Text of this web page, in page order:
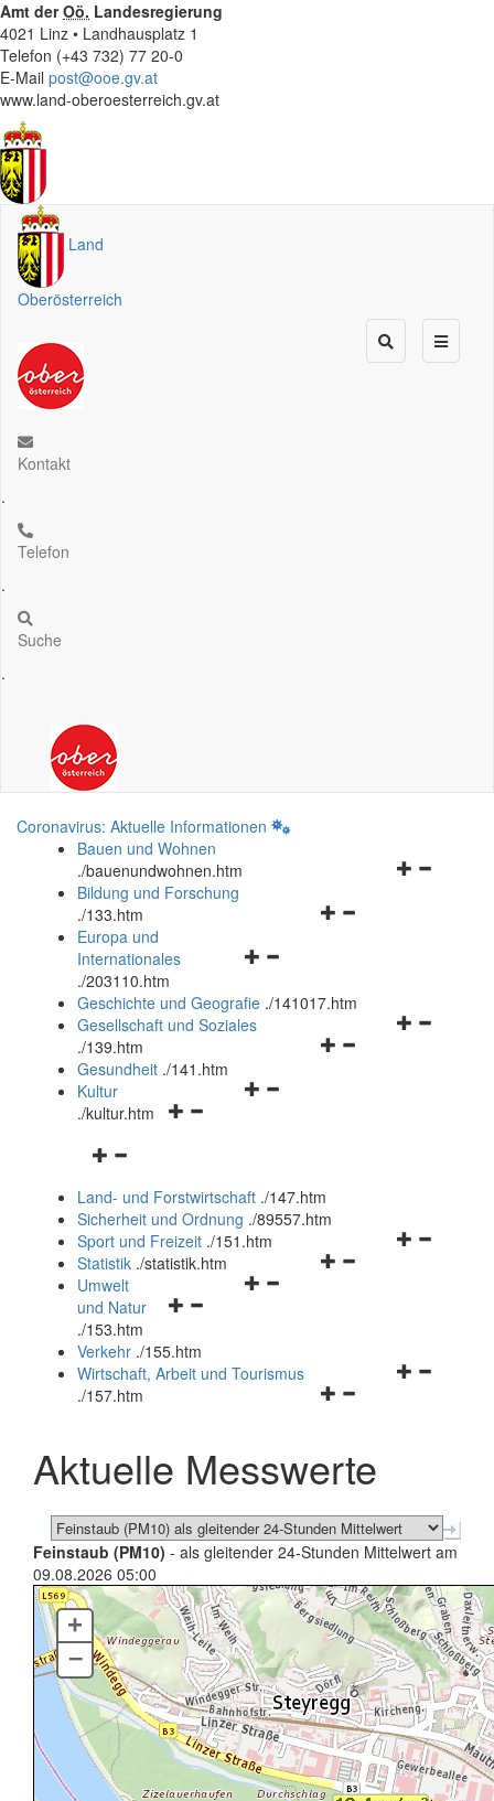
Amt derOö. Landesregierung
4021 Linz • Landhausplatz 1
Telefon (+43 732) 77 20-0
E-Mail post@ooe.gv.at
www.land-oberoesterreich.gv.at
Land
Oberösterreich
Kontakt
.
Telefon
.
Suche
.
Coronavirus: Aktuelle Informationen
Bauen und Wohnen
./bauenundwohnen.htm
Navigationsmenü
Bildung und Forschung
./133.htm
Navigationsmenü
und
schließen
Europa und
Internationales
./203110.htm
Geschichte und Geografie ./141017.htm
Navigationsmenü
Gesellschaft und Soziales
./139.htm
Navigationsmenü
Gesundheit ./141.htm
Navigationsmenü
Kultur
./kultur.htm
Navigationsmenü
und
schließen
Land- und Forstwirtschaft ./147.htm
Sicherheit und Ordnung ./89557.htm
Navigationsmenü
Sport und Freizeit ./151.htm
Navigationsmenü
Statistik ./statistik.htm
Navigationsmenü
und
schließen
Umwelt
und Natur
./153.htm
Verkehr ./155.htm
Navigationsmenü
schließen
Wirtschaft, Arbeit und Tourismus
./157.htm
Aktuelle Messwerte
Feinstaub (PM10) - als gleitender 24-Stunden Mittelwert am
09.08.2026 05:00
+
–